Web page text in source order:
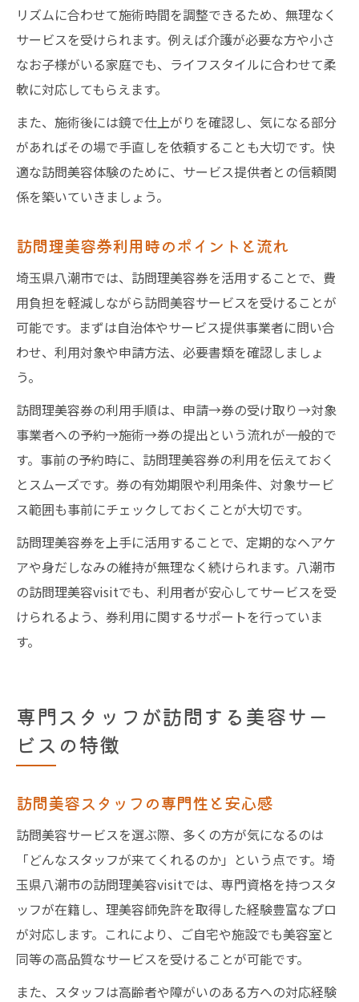
リズムに合わせて施術時間を調整できるため、無理なく
サービスを受けられます。例えば介護が必要な方や小さ
なお子様がいる家庭でも、ライフスタイルに合わせて柔
軟に対応してもらえます。
また、施術後には鏡で仕上がりを確認し、気になる部分
があればその場で手直しを依頼することも大切です。快
適な訪問美容体験のために、サービス提供者との信頼関
係を築いていきましょう。
訪問理美容券利用時のポイントと流れ
埼玉県八潮市では、訪問理美容券を活用することで、費
用負担を軽減しながら訪問美容サービスを受けることが
可能です。まずは自治体やサービス提供事業者に問い合
わせ、利用対象や申請方法、必要書類を確認しましょ
う。
訪問理美容券の利用手順は、申請→券の受け取り→対象
事業者への予約→施術→券の提出という流れが一般的で
す。事前の予約時に、訪問理美容券の利用を伝えておく
とスムーズです。券の有効期限や利用条件、対象サービ
ス範囲も事前にチェックしておくことが大切です。
訪問理美容券を上手に活用することで、定期的なヘアケ
アや身だしなみの維持が無理なく続けられます。八潮市
の訪問理美容visitでも、利用者が安心してサービスを受
けられるよう、券利用に関するサポートを行っていま
す。
専門スタッフが訪問する美容サー
ビスの特徴
訪問美容スタッフの専門性と安心感
訪問美容サービスを選ぶ際、多くの方が気になるのは
「どんなスタッフが来てくれるのか」という点です。埼
玉県八潮市の訪問理美容visitでは、専門資格を持つスタ
ッフが在籍し、理美容師免許を取得した経験豊富なプロ
が対応します。これにより、ご自宅や施設でも美容室と
同等の高品質なサービスを受けることが可能です。
また、スタッフは高齢者や障がいのある方への対応経験